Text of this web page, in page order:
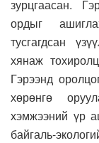
зурцгаасан.
ордыг
тусгагдсан
хянаж
Гэрээнд
хөрөнгө
хэмжээний үр
байгаль-